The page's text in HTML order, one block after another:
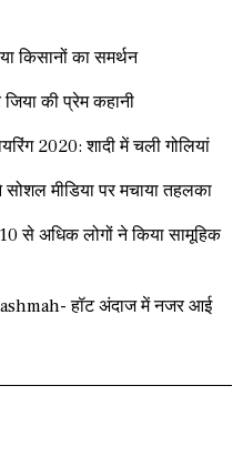
किसानों का समर्थन
की प्रेम कहानी
2020: शादी में चली गोलियां
मीडिया पर मचाया तहलका
से अधिक लोगों ने किया सामूहिक
हॉट अंदाज में नजर आई